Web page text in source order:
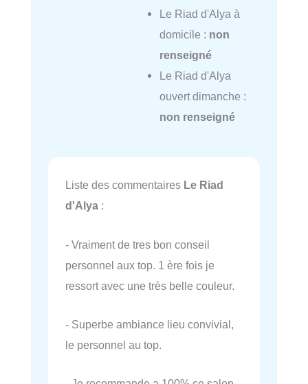
Le Riad d'Alya à
domicile : non
renseigné
Le Riad d'Alya
ouvert dimanche :
non renseigné
Liste des commentaires Le Riad
d'Alya :
- Vraiment de tres bon conseil
personnel aux top. 1 ère fois je
ressort avec une très belle couleur.
- Superbe ambiance lieu convivial,
le personnel au top.